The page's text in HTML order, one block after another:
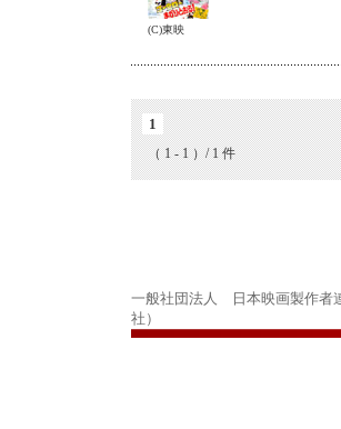
(C)東映
1
（ 1 - 1 ）/ 1 件
一般社団法人 日本映画製作者
社）